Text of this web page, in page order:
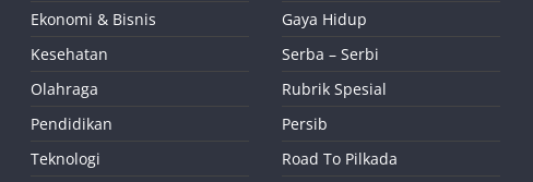
Ekonomi & Bisnis
Kesehatan
Olahraga
Pendidikan
Teknologi
Gaya Hidup
Serba – Serbi
Rubrik Spesial
Persib
Road To Pilkada